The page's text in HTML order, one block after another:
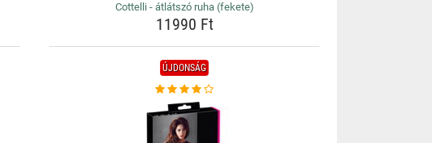
Cottelli - átlátszó ruha (fekete)
11990 Ft
ÚJDONSÁG